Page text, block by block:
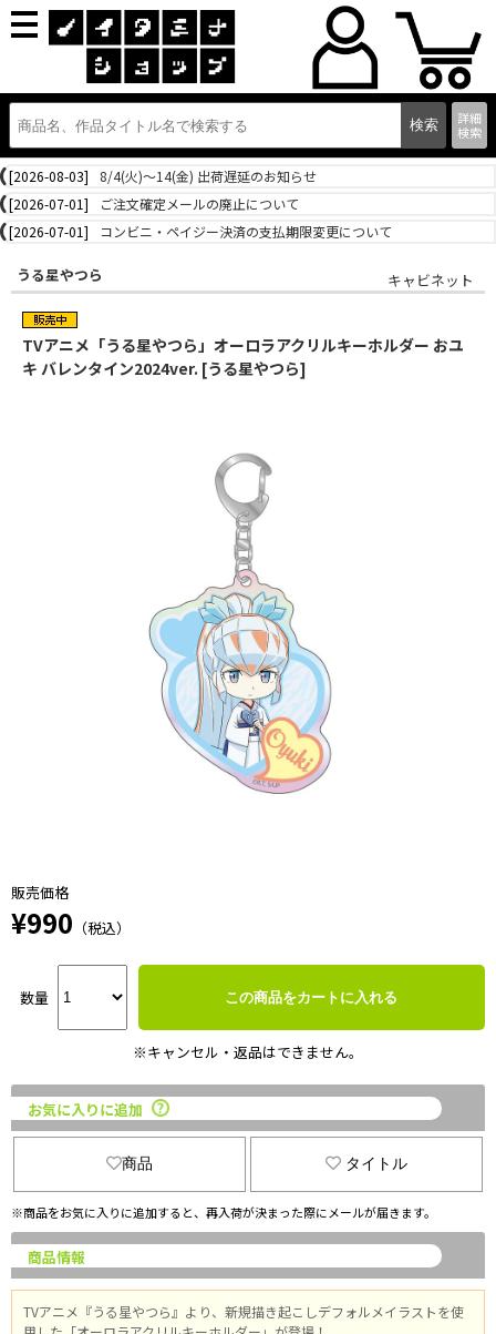
詳細
検索
[2026-08-03]
8/4(火)～14(金) 出荷遅延のお知らせ
[2026-07-01]
ご注文確定メールの廃止について
[2026-07-01]
コンビニ・ペイジー決済の支払期限変更について
うる星やつら キャビネット
TVアニメ「うる星やつら」オーロラアクリルキーホルダー おユ
キ バレンタイン2024ver. [うる星やつら]
販売価格
¥990 （税込）
数量 この商品をカートに入れる
※キャンセル・返品はできません。
お気に入りに追加
商品 タイトル
※商品をお気に入りに追加すると、再入荷が決まった際にメールが届きます。
商品情報
TVアニメ『うる星やつら』より、新規描き起こしデフォルメイラストを使